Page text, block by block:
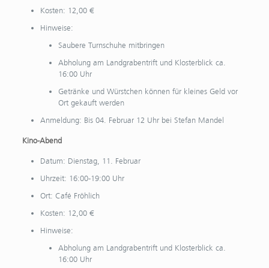
Kosten: 12,00 €
Hinweise:
Saubere Turnschuhe mitbringen
Abholung am Landgrabentrift und Klosterblick ca.
16:00 Uhr
Getränke und Würstchen können für kleines Geld vor
Ort gekauft werden
Anmeldung: Bis 04. Februar 12 Uhr bei Stefan Mandel
Kino-Abend
Datum: Dienstag, 11. Februar
Uhrzeit: 16:00-19:00 Uhr
Ort: Café Fröhlich
Kosten: 12,00 €
Hinweise:
Abholung am Landgrabentrift und Klosterblick ca.
16:00 Uhr